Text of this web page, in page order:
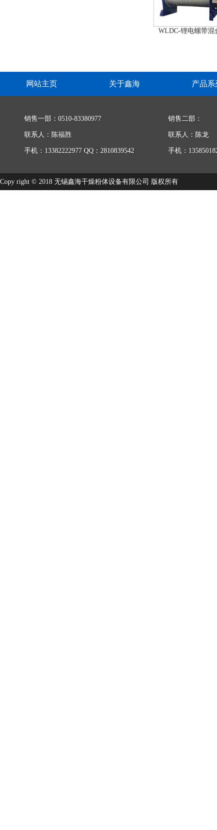
WLDC-锂电螺带混
网站主页 关于鑫海 产品系
销售一部：0510-83380977
联系人：陈福胜
手机：13382222977 QQ：2810839542
销售二部：
联系人：陈龙
手机：
Copy right © 2018 无锡鑫海干燥粉体设备有限公司 版权所有